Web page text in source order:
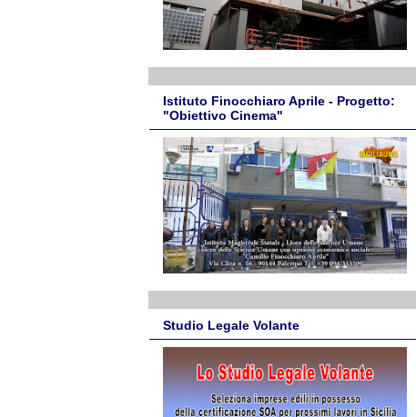
Istituto Finocchiaro Aprile - Progetto:
"Obiettivo Cinema"
Studio Legale Volante